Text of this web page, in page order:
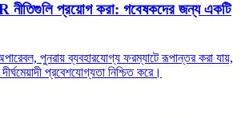
নীতিগুলি প্রয়োগ করা: গবেষকদের জন্য একটি
পুনরায় ব্যবহারযোগ্য ফরম্যাটে রূপান্তর করা যায়,
প্রবেশযোগ্যতা নিশ্চিত করে।